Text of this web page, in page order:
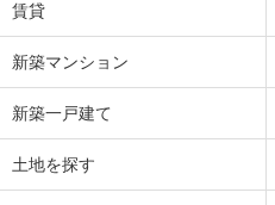
鹿児島県姶良郡湧水町川西
4.30万
賃貸
新築マンション
新築一戸建て
土地を探す